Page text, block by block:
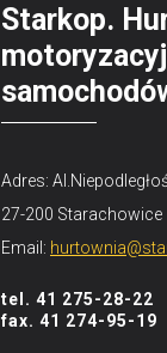
Starkop.
Adres:
27-200 Starachowice
Email:
tel. 41 275-28-22
fax. 41 274-95-19